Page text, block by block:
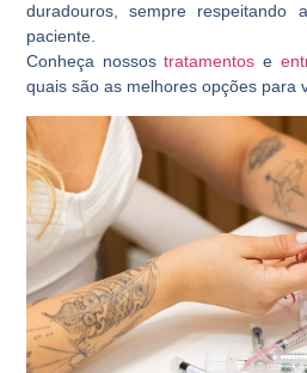
duradouros, sempre respeitando
paciente.
Conheça nossostratamentos e
quais são as melhores opções para